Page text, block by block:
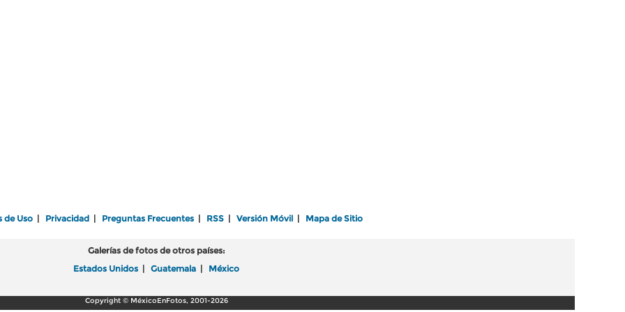
de Uso Privacidad Preguntas Frecuentes RSS Versión Móvil Mapa de Sitio
Galerías de fotos de otros países:
Estados Unidos
Guatemala México
Copyright © MéxicoEnFotos, 2001-2026